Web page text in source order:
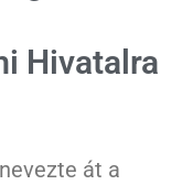
Hivatalra
át a